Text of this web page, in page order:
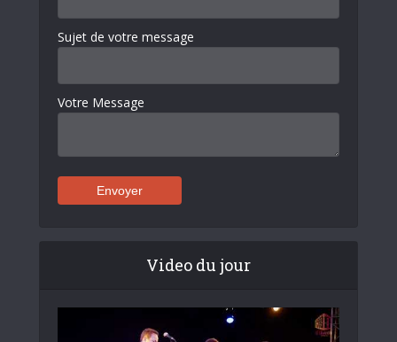
Sujet de votre message
Votre Message
Video du jour